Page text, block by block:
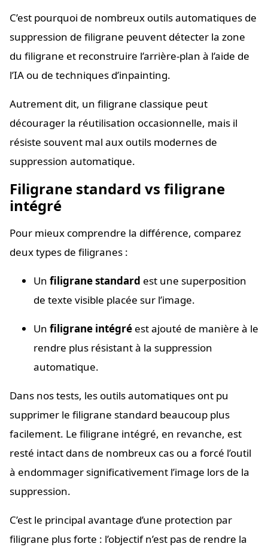
C’est pourquoi de nombreux outils automatiques de
suppression de filigrane peuvent détecter la zone
du filigrane et reconstruire l’arrière-plan à l’aide de
l’IA ou de techniques d’inpainting.
Autrement dit, un filigrane classique peut
décourager la réutilisation occasionnelle, mais il
résiste souvent mal aux outils modernes de
suppression automatique.
Filigrane standard vs filigrane
intégré
Pour mieux comprendre la différence, comparez
deux types de filigranes :
Un filigrane standard est une superposition
de texte visible placée sur l’image.
Un filigrane intégré est ajouté de manière à le
rendre plus résistant à la suppression
automatique.
Dans nos tests, les outils automatiques ont pu
supprimer le filigrane standard beaucoup plus
facilement. Le filigrane intégré, en revanche, est
resté intact dans de nombreux cas ou a forcé l’outil
à endommager significativement l’image lors de la
suppression.
C’est le principal avantage d’une protection par
filigrane plus forte : l’objectif n’est pas de rendre la